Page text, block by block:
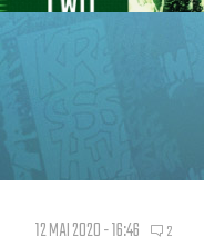
12 MAI 2020 - 16:46 2